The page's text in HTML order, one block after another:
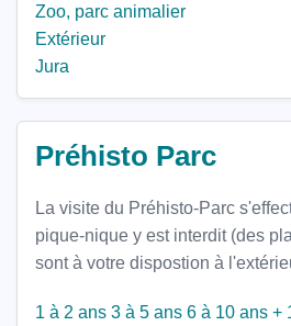
Zoo, parc animalier
Extérieur
Jura
Préhisto Parc
La visite du Préhisto-Parc
pique-nique y est interdit (des
sont à votre dispostion à
1 à 2 ans 3 à 5 ans 6 à 10 ans +